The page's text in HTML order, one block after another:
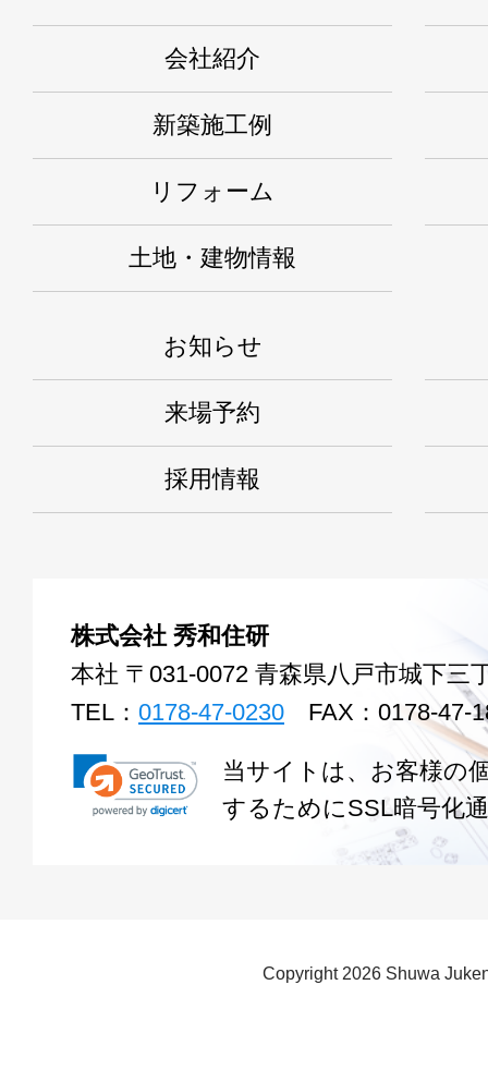
会社紹介
新築施工例
リフォーム
土地・建物情報
お知らせ
来場予約
採用情報
株式会社 秀和住研
本社 〒031-0072 青森県八戸市城下三
TEL： 0178-47-0230 FAX：0178-47-
当サイトは、お客様の
するためにSSL暗号化
Copyright 2026 Shuwa